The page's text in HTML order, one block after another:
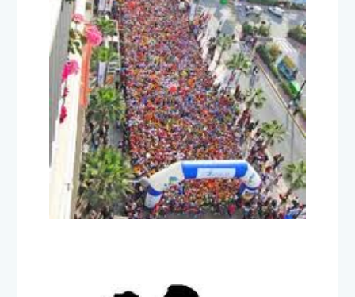
»En España sobran 100.000
políticos»
TITULARES 11 de junio de 2012